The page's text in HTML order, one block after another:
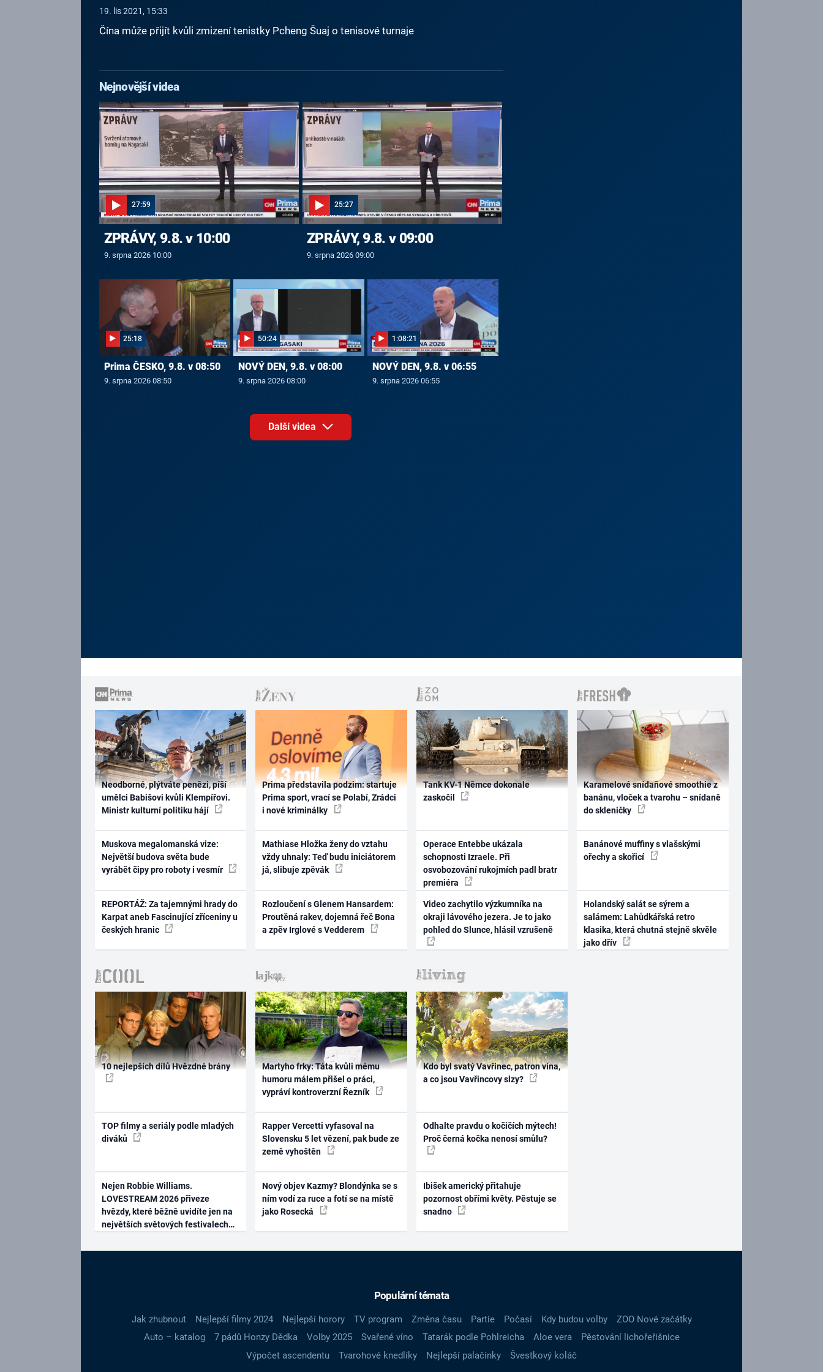
19. lis 2021, 15:33
Čína může přijít kvůli zmizení tenistky Pcheng Šuaj o tenisové turnaje
Nejnovější videa
27:59
ZPRÁVY, 9.8. v 10:00
9. srpna 2026 10:00
25:27
ZPRÁVY, 9.8. v 09:00
9. srpna 2026 09:00
25:18
Prima ČESKO, 9.8. v 08:50
9. srpna 2026 08:50
50:24
NOVÝ DEN, 9.8. v 08:00
9. srpna 2026 08:00
1:08:21
NOVÝ DEN, 9.8. v 06:55
9. srpna 2026 06:55
Další videa
Neodborné, plýtváte penězi, píší
umělci Babišovi kvůli Klempířovi.
Ministr kulturní politiku hájí
Muskova megalomanská vize:
Největší budova světa bude
vyrábět čipy pro roboty i vesmír
REPORTÁŽ: Za tajemnými hrady do
Karpat aneb Fascinující zříceniny u
českých hranic
Prima představila podzim: startuje
Prima sport, vrací se Polabí, Zrádci
i nové kriminálky
Mathiase Hložka ženy do vztahu
vždy uhnaly: Teď budu iniciátorem
já, slibuje zpěvák
Rozloučení s Glenem Hansardem:
Proutěná rakev, dojemná řeč Bona
a zpěv Irglové s Vedderem
Tank KV-1 Němce dokonale
zaskočil
Operace Entebbe ukázala
schopnosti Izraele. Při
osvobozování rukojmích padl bratr
premiéra
Video zachytilo výzkumníka na
okraji lávového jezera. Je to jako
pohled do Slunce, hlásil vzrušeně
Karamelové snídaňové smoothie z
banánu, vloček a tvarohu – snídaně
do skleničky
Banánové muffiny s vlašskými
ořechy a skořicí
Holandský salát se sýrem a
salámem: Lahůdkářská retro
klasika, která chutná stejně skvěle
jako dřív
10 nejlepších dílů Hvězdné brány
TOP filmy a seriály podle mladých
diváků
Nejen Robbie Williams.
LOVESTREAM 2026 přiveze
hvězdy, které běžně uvidíte jen na
největších světových festivalech
Martyho frky: Táta kvůli mému
humoru málem přišel o práci,
vypráví kontroverzní Řezník
Rapper Vercetti vyfasoval na
Slovensku 5 let vězení, pak bude ze
země vyhoštěn
Nový objev Kazmy? Blondýnka se s
ním vodí za ruce a fotí se na místě
jako Rosecká
Kdo byl svatý Vavřinec, patron vína,
a co jsou Vavřincovy slzy?
Odhalte pravdu o kočičích mýtech!
Proč černá kočka nenosí smůlu?
Ibišek americký přitahuje
pozornost obřími květy. Pěstuje se
snadno
Populární témata
Jak zhubnout Nejlepší filmy 2024 Nejlepší horory TV program Změna času Partie Počasí Kdy budou volby
ZOO Nové začátky
Auto – katalog
7 pádů Honzy Dědka Volby 2025 Svařené víno Tatarák podle Pohlreicha Aloe vera
Pěstování lichořeřišnice
Výpočet ascendentu
Tvarohové knedlíky Nejlepší palačinky Švestkový koláč